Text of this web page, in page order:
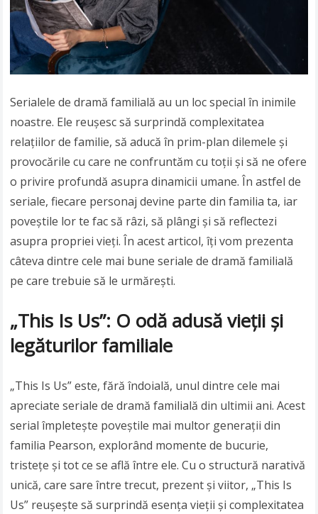
Serialele de dramă familială au un loc special în inimile
noastre. Ele reușesc să surprindă complexitatea
relațiilor de familie, să aducă în prim-plan dilemele și
provocările cu care ne confruntăm cu toții și să ne ofere
o privire profundă asupra dinamicii umane. În astfel de
seriale, fiecare personaj devine parte din familia ta, iar
poveștile lor te fac să râzi, să plângi și să reflectezi
asupra propriei vieți. În acest articol, îți vom prezenta
câteva dintre cele mai bune seriale de dramă familială
pe care trebuie să le urmărești.
„This Is Us”: O odă adusă vieții și
legăturilor familiale
„This Is Us” este, fără îndoială, unul dintre cele mai
apreciate seriale de dramă familială din ultimii ani. Acest
serial împletește poveștile mai multor generații din
familia Pearson, explorând momente de bucurie,
tristețe și tot ce se află între ele. Cu o structură narativă
unică, care sare între trecut, prezent și viitor, „This Is
Us” reușește să surprindă esența vieții și complexitatea